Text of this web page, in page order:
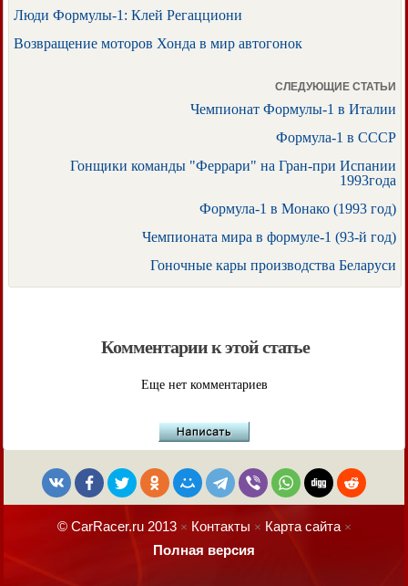
Люди Формулы-1: Клей Регацциони
Возвращение моторов Хонда в мир автогонок
СЛЕДУЮЩИЕ СТАТЬИ
Чемпионат Формулы-1 в Италии
Формула-1 в СССР
Гонщики команды "Феррари" на Гран-при Испании
1993года
Формула-1 в Монако (1993 год)
Чемпионата мира в формуле-1 (93-й год)
Гоночные кары производства Беларуси
Комментарии к этой статье
Еще нет комментариев
© CarRacer.ru 2013× Контакты × Карта сайта×
Полная версия